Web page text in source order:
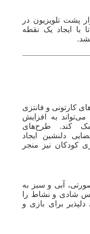
پشت تلویزیون در
با ایجاد یک نقطه
کارتونی و فانتزی
به افزایش
کند. طرح‌های
دلنشین ایجاد
کودکان نیز منجر
آبی و سبز به
شادی و نشاط را
برای بازی و